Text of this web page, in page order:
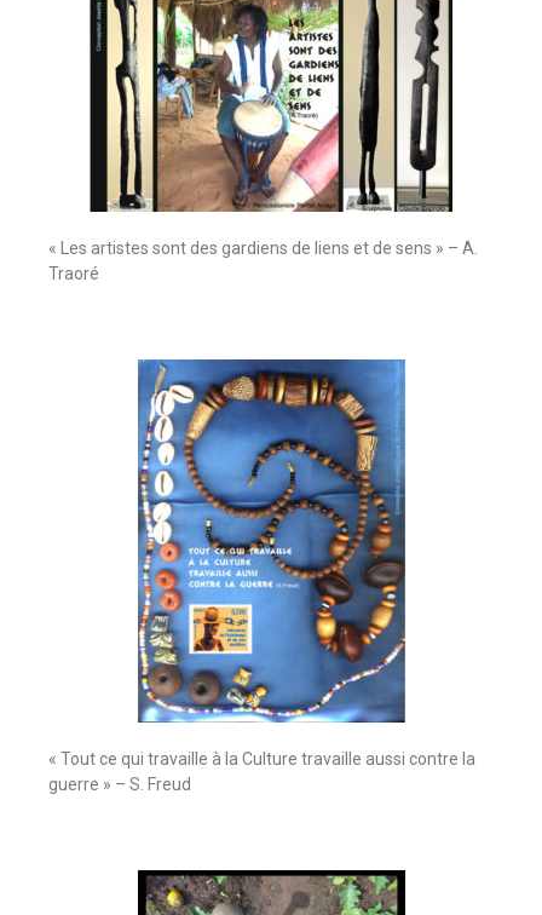
« Les artistes sont des gardiens de liens et de sens » – A.
Traoré
« Tout ce qui travaille à la Culture travaille aussi contre la
guerre » – S. Freud